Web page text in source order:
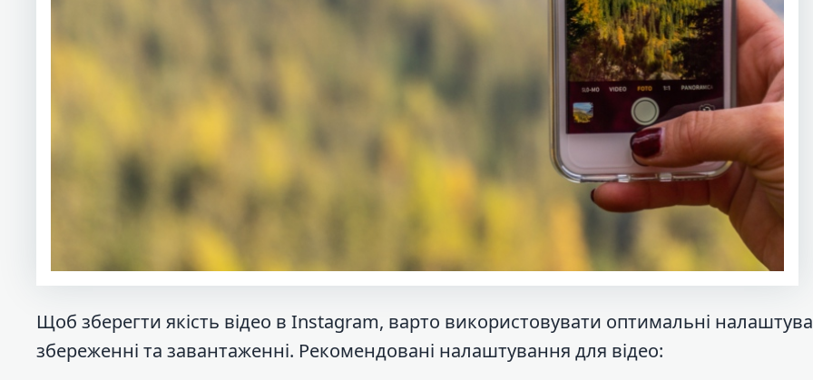
Щоб зберегти якість відео в Instagram, варто використовувати оптимальні
збереженні та завантаженні. Рекомендовані налаштування для відео: